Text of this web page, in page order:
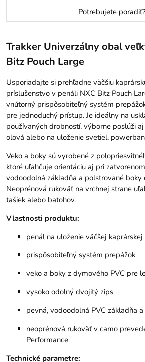
Potrebujete poradiť?
Trakker Univerzálny obal
Bitz Pouch Large
Usporiadajte si prehľadne väčšiu
príslušenstvo v penáli NXC Bitz Pouch
vnútorný prispôsobiteľný systém
pre jednoduchý prístup. Je ideálny na
používaných drobností, výborne poslúži
olová alebo na uloženie svetiel,
Veko a boky sú vyrobené z
ktoré uľahčuje orientáciu aj pri
vodoodolná základňa a polstrované boky
Neoprénová rukoväť na vrchnej strane
tašiek alebo batohov.
Vlastnosti produktu:
penál na uloženie väčšej
prispôsobiteľný systém prepážok
veko a boky z dymového PVC pre
vysoko odolný dvojitý zips
pevná, vodoodolná PVC základňa
neoprénová rukoväť v camo
Performance
Technické parametre: